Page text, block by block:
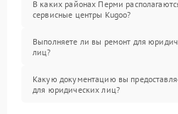
В каких районах Перми
сервисные центры Kugoo?
Выполняете ли вы ремонт для
лиц?
Какую документацию вы
для юридических лиц?